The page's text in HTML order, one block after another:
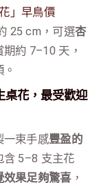
」早鳥價
25 cm，可選杏
約 7–10 天，
桌花，最受歡迎
一束手感豐盈的
含 5–8 支主花
效果足夠驚喜，